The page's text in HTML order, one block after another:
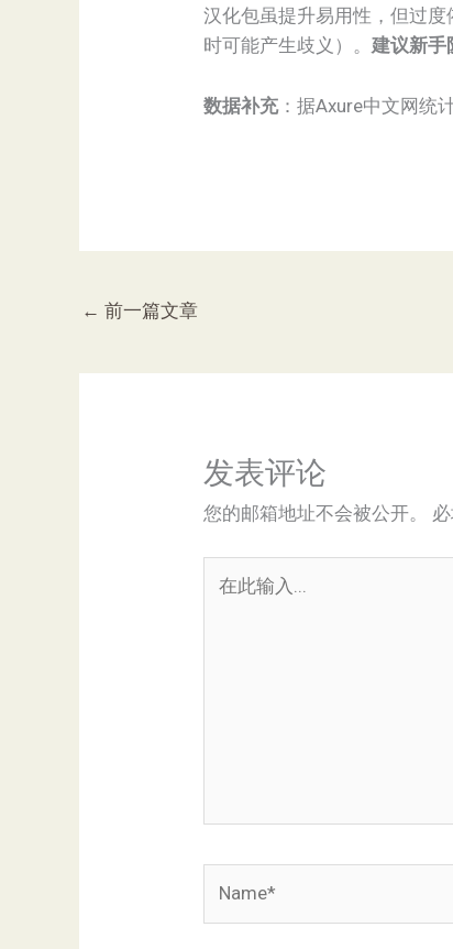
汉化包虽提升易用性，但过度
时可能产生歧义）。​建议新手
​数据补充​：据Axure中文网统
← 前一篇文章
发表评论
您的邮箱地址不会被公开。